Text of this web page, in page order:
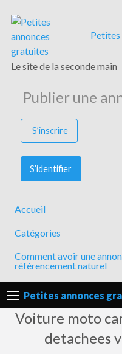
Petites
Le site de la seconde main
Publier une
S’inscrire
S’identifier
Accueil
Catégories
Comment avoir une
référencement naturel
Petites annonces
Voiture moto
detachees